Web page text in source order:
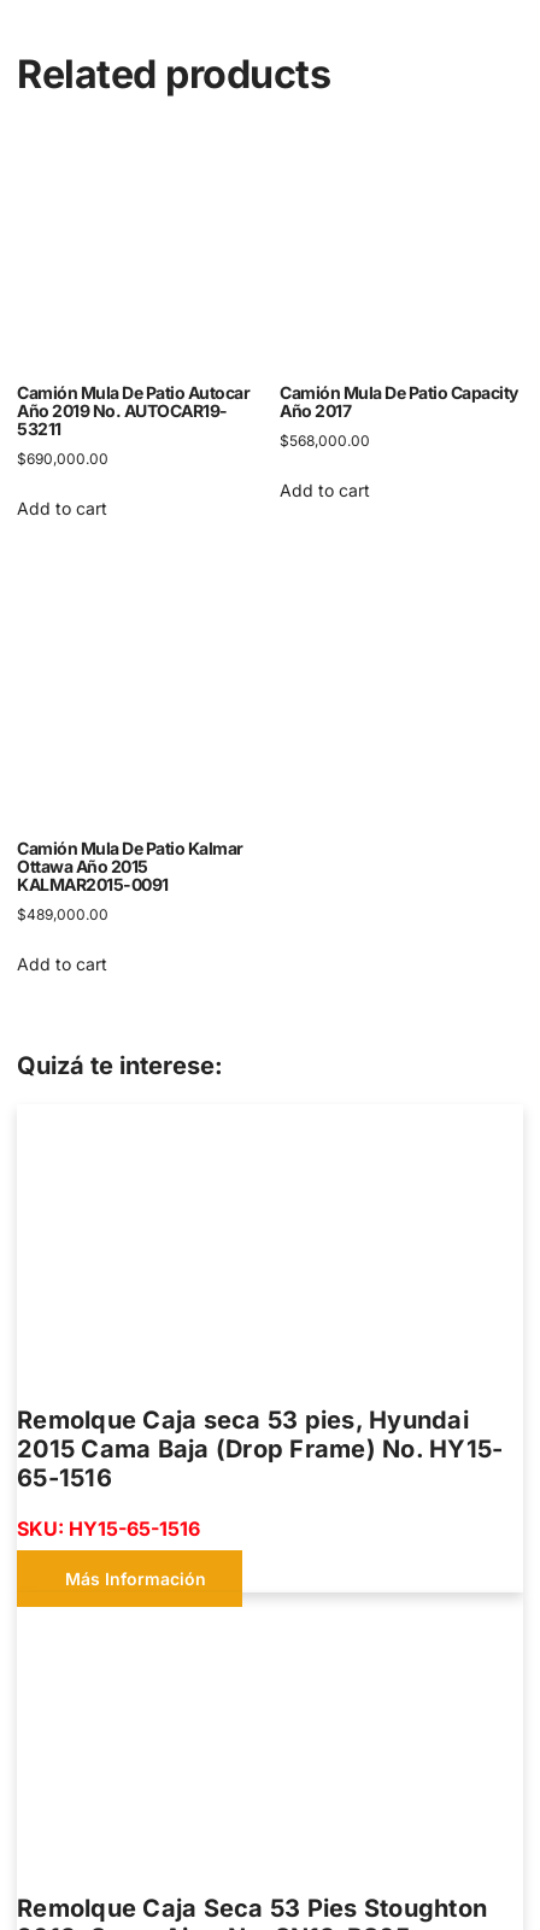
Related products
Camión Mula De Patio Autocar
Año 2019 No. AUTOCAR19-
53211
$690,000.00
Add to cart
Camión Mula De Patio Capacity
Año 2017
$568,000.00
Add to cart
Camión Mula De Patio Kalmar
Ottawa Año 2015
KALMAR2015-0091
$489,000.00
Add to cart
Quizá te interese:
Remolque Caja seca 53 pies, Hyundai
2015 Cama Baja (Drop Frame) No. HY15-
65-1516
SKU: HY15-65-1516
Más Información
Remolque Caja Seca 53 Pies Stoughton